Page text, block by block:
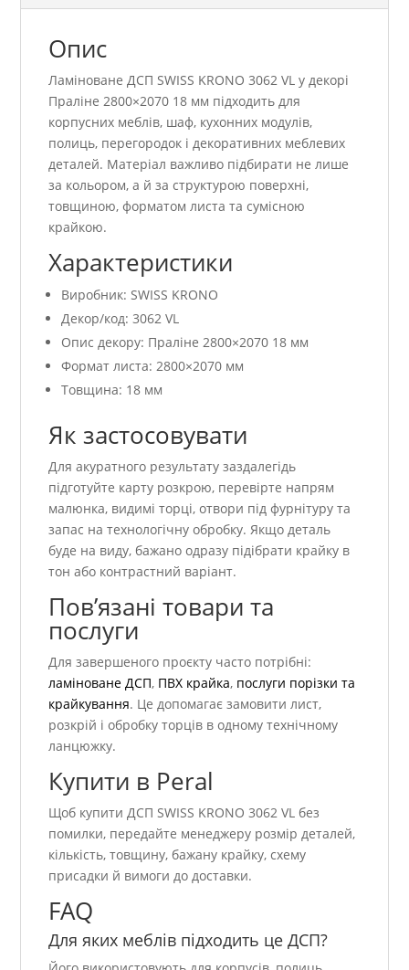
Опис
Ламіноване ДСП SWISS KRONO 3062 VL у декорі
Праліне 2800×2070 18 мм підходить для
корпусних меблів, шаф, кухонних модулів,
полиць, перегородок і декоративних меблевих
деталей. Матеріал важливо підбирати не лише
за кольором, а й за структурою поверхні,
товщиною, форматом листа та сумісною
крайкою.
Характеристики
Виробник: SWISS KRONO
Декор/код: 3062 VL
Опис декору: Праліне 2800×2070 18 мм
Формат листа: 2800×2070 мм
Товщина: 18 мм
Як застосовувати
Для акуратного результату заздалегідь
підготуйте карту розкрою, перевірте напрям
малюнка, видимі торці, отвори під фурнітуру та
запас на технологічну обробку. Якщо деталь
буде на виду, бажано одразу підібрати крайку в
тон або контрастний варіант.
Пов’язані товари та
послуги
Для завершеного проєкту часто потрібні:
ламіноване ДСП, ПВХ крайка, послуги порізки та
крайкування. Це допомагає замовити лист,
розкрій і обробку торців в одному технічному
ланцюжку.
Купити в Peral
Щоб купити ДСП SWISS KRONO 3062 VL без
помилки, передайте менеджеру розмір деталей,
кількість, товщину, бажану крайку, схему
присадки й вимоги до доставки.
FAQ
Для яких меблів підходить це ДСП?